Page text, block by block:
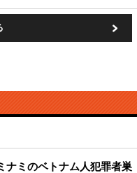
ナミのベトナム人犯罪者巣